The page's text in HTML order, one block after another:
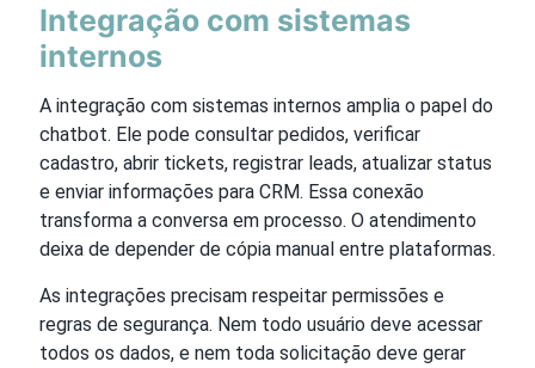
Integração com sistemas
internos
A integração com sistemas internos amplia o papel do
chatbot. Ele pode consultar pedidos, verificar
cadastro, abrir tickets, registrar leads, atualizar status
e enviar informações para CRM. Essa conexão
transforma a conversa em processo. O atendimento
deixa de depender de cópia manual entre plataformas.
As integrações precisam respeitar permissões e
regras de segurança. Nem todo usuário deve acessar
todos os dados, e nem toda solicitação deve gerar